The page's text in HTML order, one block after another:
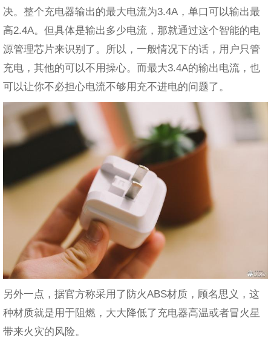
决。整个充电器输出的最大电流为3.4A，单口可以输出最
高2.4A。但具体是输出多少电流，那就通过这个智能的电
源管理芯片来识别了。所以，一般情况下的话，用户只管
充电，其他的可以不用操心。而最大3.4A的输出电流，也
可以让你不必担心电流不够用充不进电的问题了。
另外一点，据官方称采用了防火ABS材质，顾名思义，这
种材质就是用于阻燃，大大降低了充电器高温或者冒火星
带来火灾的风险。